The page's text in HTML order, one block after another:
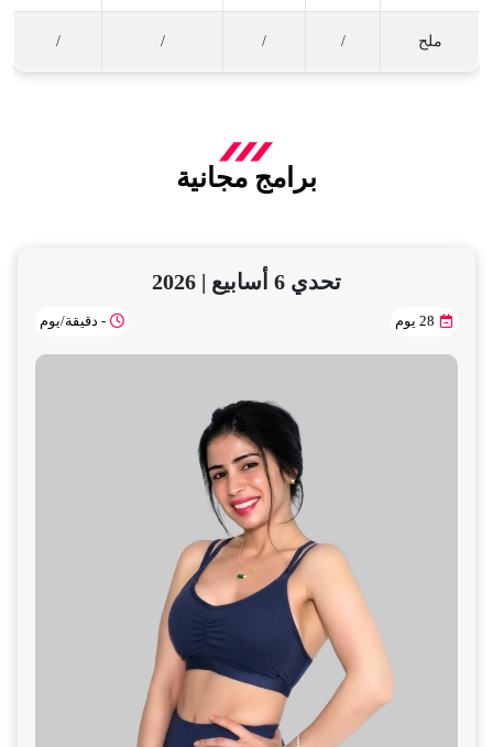
ملح /
/
/
/
برامج مجانية
تحدي 6 أسابيع | 2026
28 يوم - دقيقة/يوم